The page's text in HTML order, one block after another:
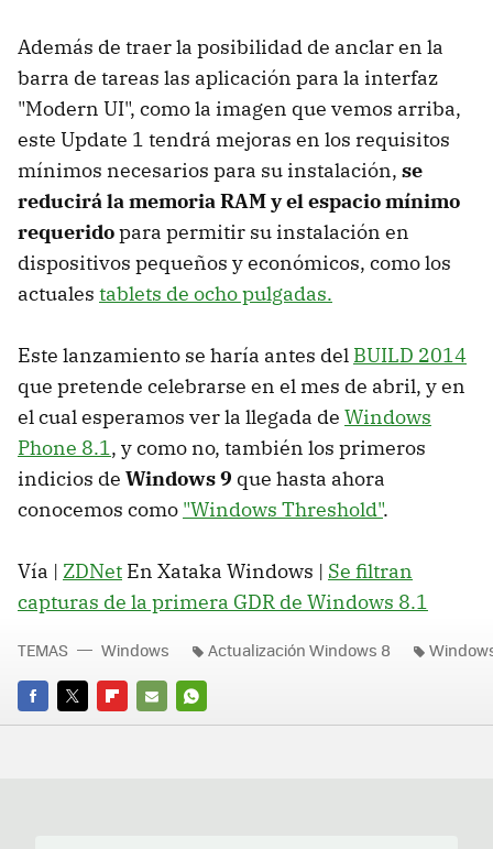
Además de traer la posibilidad de anclar en la
barra de tareas las aplicación para la interfaz
"Modern UI", como la imagen que vemos arriba,
este Update 1 tendrá mejoras en los requisitos
mínimos necesarios para su instalación, se
reducirá la memoria RAM y el espacio mínimo
requeridopara permitir su instalación en
dispositivos pequeños y económicos, como los
actuales tablets de ocho pulgadas.
Este lanzamiento se haría antes del BUILD 2014
que pretende celebrarse en el mes de abril, y en
el cual esperamos ver la llegada de Windows
Phone 8.1, y como no, también los primeros
indicios de Windows 9 que hasta ahora
conocemos como "Windows Threshold".
Vía | ZDNet En Xataka Windows | Se filtran
capturas de la primera GDR de Windows 8.1
FACEBOOK
TWITTERFLIPBOARD
E-
WHATSAPP
TEMAS Windows Actualización Windows 8